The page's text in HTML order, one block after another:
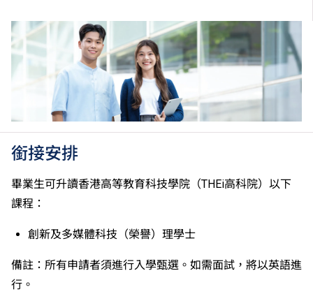
香港中學文憑考試科目成績達「第二級」／「第三
級」。 2025年或以後之法語／德語／西班牙語語言能
力水平達A2或以上、日語達N3或以上 及 韓語達TOPIK
II, 3級或以上，均被接受為一般入學條件中的五科之
一。2026年起，烏爾都語成績達E級或以上亦會被接
受。詳情請按 此處。
績，於申請入學時會被視為等同香港中學文憑考試科目
成績達「第二級」。
如五科香港中學文憑考試的其中一科為公民與社會發展
科，一般入學條件為在該科取得「達標」成績，以及在
其他四個香港中學文憑考試科目（包括中國語文和英國
語文）取得第二級或以上成績。另外，數學科延伸部分
（單元一或單元二）第二級或以上成績亦被接受為一般
入學條件中的五科之一。如申請人同時持有單元一及單
銜接安排
畢業生可升讀香港高等教育科技學院（THEi高科院）以下
課程：
創新及多媒體科技（榮譽）理學士
備註：所有申請者須進行入學甄選。如需面試，將以英語進
行。